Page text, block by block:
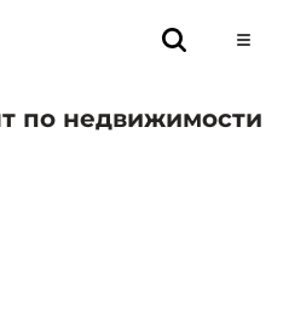
по недвижимости